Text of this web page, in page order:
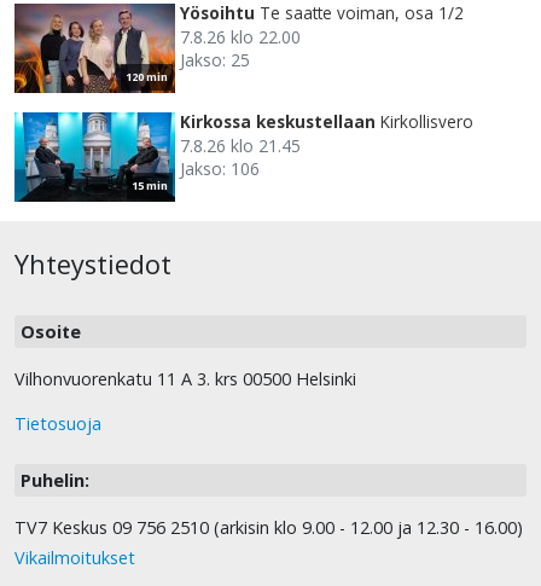
120 min
Yösoihtu Te saatte voiman, osa 1/2
7.8.26 klo 22.00
Jakso: 25
15 min
Kirkossa keskustellaan Kirkollisvero
7.8.26 klo 21.45
Jakso: 106
Yhteystiedot
Osoite
Vilhonvuorenkatu 11 A 3. krs 00500 Helsinki
Tietosuoja
Puhelin:
TV7 Keskus 09 756 2510 (arkisin klo 9.00 - 12.00 ja 12.30 - 16.00)
Vikailmoitukset